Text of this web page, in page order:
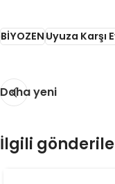
BİYOZENUyuza Karşı
Daha yeni
İlgili